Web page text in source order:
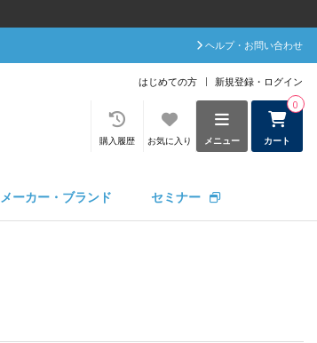
ヘルプ・お問い合わせ
はじめての方 新規登録・ログイン
カート
0
メニュー
お気に入り
購入履歴
メーカー・ブランド セミナー